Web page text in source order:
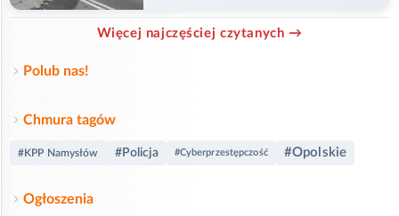
Więcej najczęściej czytanych →
Polub nas!
Chmura tagów
#KPP Namysłów #Policja #Cyberprzestępczość #Opolskie
Ogłoszenia